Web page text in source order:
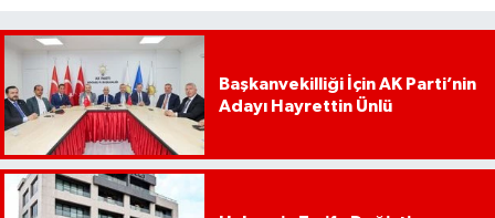
Başkanvekilliği İçin AK Parti’nin
Adayı Hayrettin Ünlü